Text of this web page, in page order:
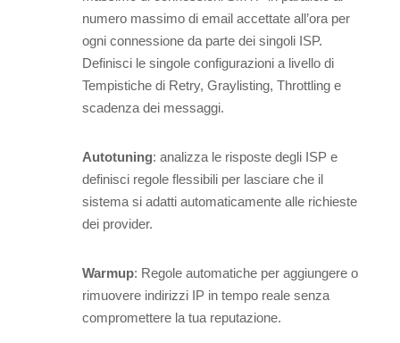
numero massimo di email accettate all’ora per
ogni connessione da parte dei singoli ISP.
Definisci le singole configurazioni a livello di
Tempistiche di Retry, Graylisting, Throttling e
scadenza dei messaggi.
Autotuning: analizza le risposte degli ISP e
definisci regole flessibili per lasciare che il
sistema si adatti automaticamente alle richieste
dei provider.
Warmup: Regole automatiche per aggiungere o
rimuovere indirizzi IP in tempo reale senza
compromettere la tua reputazione.